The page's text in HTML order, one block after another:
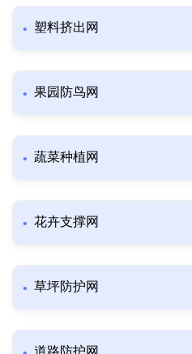
塑料挤出网
果园防鸟网
蔬菜种植网
花卉支撑网
草坪防护网